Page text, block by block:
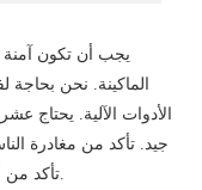
يجب أن تكون
الماكينة. نحن بحاجة
الأدوات الآلية. يحتاج
جيد. تأكد من مغادرة
تأكد من أن الجهاز لا يمكن التلاعب به من قبل المبتدئ.